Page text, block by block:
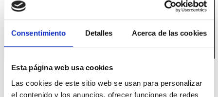
Consentimiento Detalles Acerca de las cookies
Esta página web usa cookies
Las cookies de este sitio web se usan para personalizar
el contenido y los anuncios, ofrecer funciones de redes
¡CONTÁCTANOS!
CONSULTE CON NUESTRO EQUIPO DE
ESPECIALISTAS
Ponemos a tu disposición todos nuestros canales
de comunicación.
Contáctanos para resolver tus dudas, También puedes